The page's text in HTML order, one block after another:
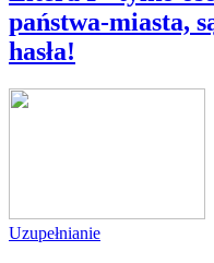
państwa-miasta,
hasła!
Uzupełnianie